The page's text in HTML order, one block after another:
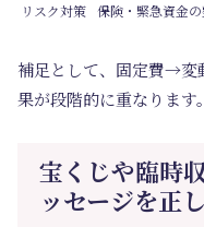
リスク対策 保険・緊急資金
補足として、固定費→
果が段階的に重なります。
宝くじや臨時
ッセージを正